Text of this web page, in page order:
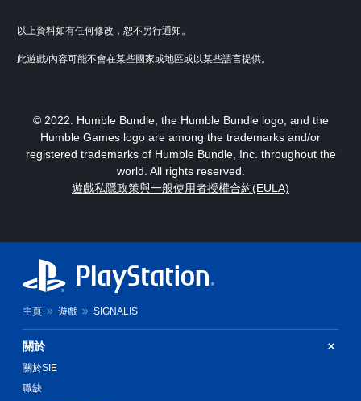
以上資料如有任何修改，恕不另行通知。
此遊戲/內容可能不會在某些國家或地區或以某些語言提供。
© 2022. Humble Bundle, the Humble Bundle logo, and the
Humble Games logo are among the trademarks and/or
registered trademarks of Humble Bundle, Inc. throughout the
world. All rights reserved.
遊戲私隱政策與一般使用者授權合約(EULA)
主頁 遊戲 SIGNALIS
關於
關於SIE
職缺